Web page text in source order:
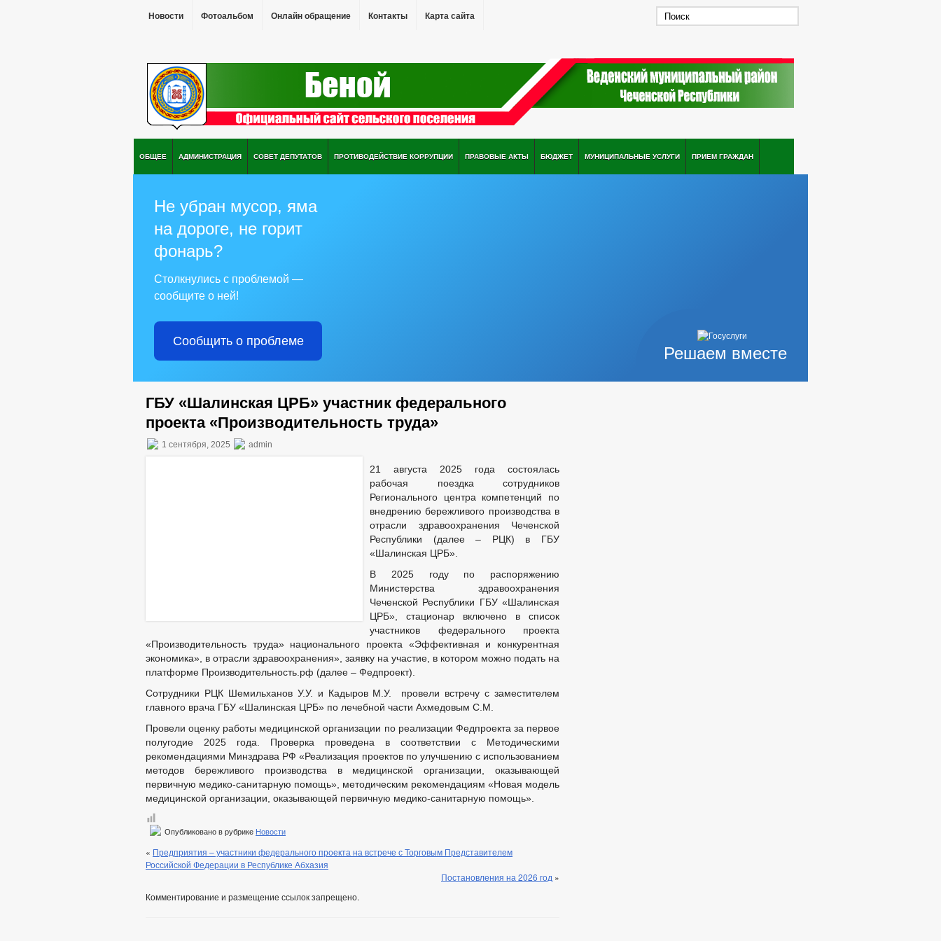
Новости Фотоальбом Онлайн обращение Контакты Карта сайта
ОБЩЕЕ АДМИНИСТРАЦИЯ СОВЕТ ДЕПУТАТОВ ПРОТИВОДЕЙСТВИЕ КОРРУПЦИИ ПРАВОВЫЕ АКТЫ БЮДЖЕТ МУНИЦИПАЛЬНЫЕ УСЛУГИ ПРИЕМ ГРАЖДАН
Решаем вместе
Не убран мусор, яма
на дороге, не горит
фонарь?
Столкнулись с проблемой —
сообщите о ней!
Сообщить о проблеме
ГБУ «Шалинская ЦРБ» участник федерального
проекта «Производительность труда»
1 сентября, 2025 admin
21 августа 2025 года состоялась
рабочая поездка сотрудников
Регионального центра компетенций по
внедрению бережливого производства в
отрасли здравоохранения Чеченской
Республики (далее – РЦК) в ГБУ
«Шалинская ЦРБ».
В 2025 году по распоряжению
Министерства здравоохранения
Чеченской Республики ГБУ «Шалинская
ЦРБ», стационар включено в список
участников федерального проекта
«Производительность труда» национального проекта «Эффективная и конкурентная
экономика», в отрасли здравоохранения», заявку на участие, в котором можно подать на
платформе Производительность.рф (далее – Федпроект).
Сотрудники РЦК Шемильханов У.У. и Кадыров М.У. провели встречу с заместителем
главного врача ГБУ «Шалинская ЦРБ» по лечебной части Ахмедовым С.М.
Провели оценку работы медицинской организации по реализации Федпроекта за первое
полугодие 2025 года. Проверка проведена в соответствии с Методическими
рекомендациями Минздрава РФ «Реализация проектов по улучшению с использованием
методов бережливого производства в медицинской организации, оказывающей
первичную медико-санитарную помощь», методическим рекомендациям «Новая модель
медицинской организации, оказывающей первичную медико-санитарную помощь».
Опубликовано в рубрике Новости
« Предприятия – участники федерального проекта на встрече с Торговым Представителем
Российской Федерации в Республике Абхазия
Постановления на 2026 год »
Комментирование и размещение ссылок запрещено.